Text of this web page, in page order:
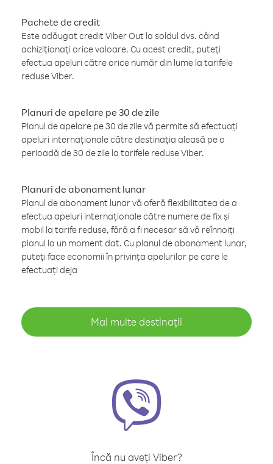
Pachete de credit
Este adăugat credit Viber Out la soldul dvs. când
achiziționați orice valoare. Cu acest credit, puteți
efectua apeluri către orice număr din lume la tarifele
reduse Viber.
Planuri de apelare pe 30 de zile
Planul de apelare pe 30 de zile vă permite să efectuați
apeluri internaționale către destinația aleasă pe o
perioadă de 30 de zile la tarifele reduse Viber.
Planuri de abonament lunar
Planul de abonament lunar vă oferă flexibilitatea de a
efectua apeluri internaționale către numere de fix și
mobil la tarife reduse, fără a fi necesar să vă reînnoiți
planul la un moment dat. Cu planul de abonament lunar,
puteți face economii în privința apelurilor pe care le
efectuați deja
Mai multe destinații
Încă nu aveți Viber?